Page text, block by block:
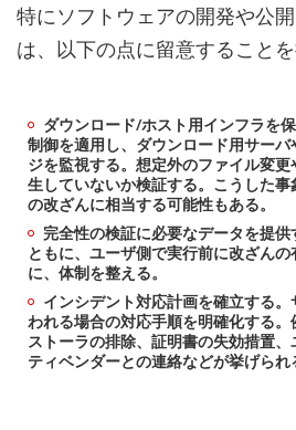
特にソフトウェアの開発や公
は、以下の点に留意することを
ダウンロード/ホスト用インフラを
制御を適用し、ダウンロード用サー
ジを監視する。想定外のファイル変
生していないか検証する。こうした
の改ざんに相当する可能性もある。
完全性の検証に必要なデータを提
ともに、ユーザ側で実行前に改ざん
に、体制を整える。
インシデント対応計画を確立する
われる場合の対応手順を明確化する
ストーラの排除、証明書の失効措置
ティベンダーとの連絡などが挙げられ